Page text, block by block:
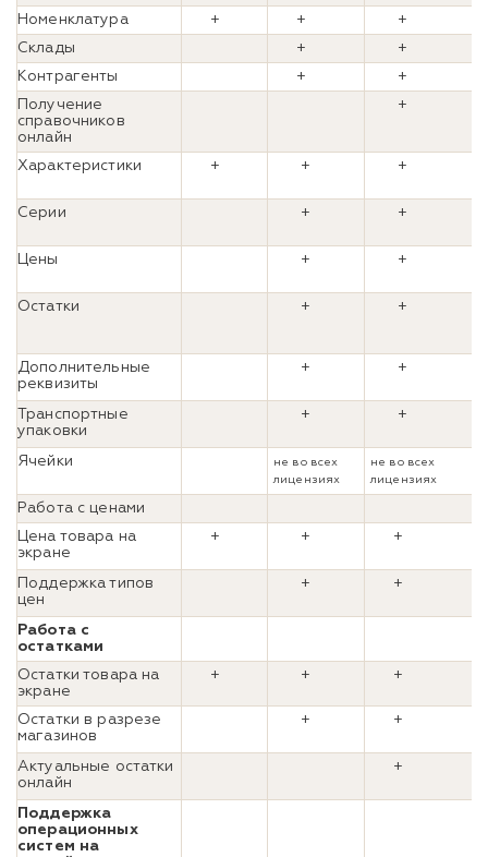
Номенклатура
+ +
+
Склады
+
+
Контрагенты
+
+
Получение
справочников
онлайн
+
Характеристики + + +
Серии + +
Цены + +
Остатки + +
Дополнительные
реквизиты
+ +
Транспортные
упаковки
+ +
Ячейки
не во всех
лицензиях
не во всех
лицензиях
Работа с ценами
Цена товара на
экране
+ + +
Поддержка типов
цен
+ +
Работа с
остатками
Остатки товара на
экране
+ + +
Остатки в разрезе
магазинов
+ +
Актуальные остатки
онлайн
+
Поддержка
операционных
систем на